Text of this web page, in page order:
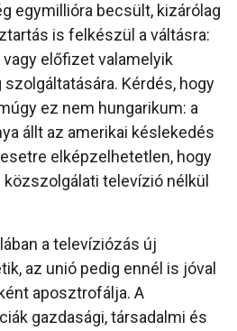
egymillióra becsült, kizárólag
is felkészül a váltásra:
előfizet valamelyik
Kérdés, hogy
ez nem hungarikum: a
állt az amerikai késlekedés
elképzelhetetlen, hogy
közszolgálati televízió nélkül
a televíziózás új
az unió pedig ennél is jóval
aposztrofálja. A
gazdasági, társadalmi és